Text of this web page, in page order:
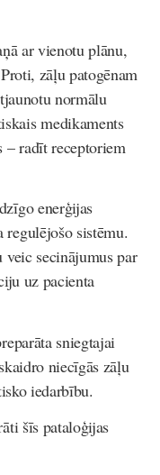
ar vienotu plānu,
zāļu patogēnam
normālu
medikaments
– radīt receptoriem
enerģijas
sistēmu.
veic secinājumus par
uz pacienta
sniegtajai
niecīgās zāļu
iedarbību.
šīs pataloģijas